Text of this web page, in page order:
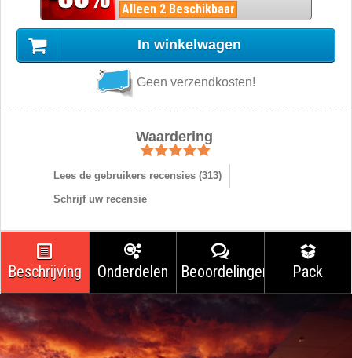
Alleen 2 Beschikbaar
In winkelwagen
Geen verzendkosten!
Waardering
Lees de gebruikers recensies (313)
Schrijf uw recensie
Beschrijving Onderdelen Beoordelingen Pack